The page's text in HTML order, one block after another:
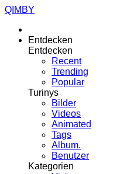
QIMBY
Entdecken
Entdecken
Recent
Trending
Popular
Turinys
Bilder
Videos
Animated
Tags
Album.
Benutzer
Kategorien